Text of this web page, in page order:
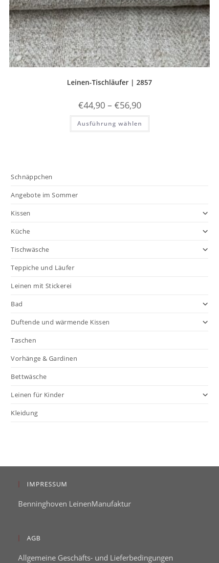
Leinen-Tischläufer | 2857
€44,90 – €56,90Preisspanne:
€44,90
bis
€56,90
Ausführung wählen
Dieses
weist
Schnäppchen
Angebote im Sommer
Kissen
Küche
Tischwäsche
Teppiche und Läufer
Leinen mit Stickerei
Bad
Duftende und wärmende Kissen
Taschen
Vorhänge & Gardinen
Bettwäsche
Leinen für Kinder
Kleidung
IMPRESSUM
Benninghoven LeinenManufaktur
AGB
Allgemeine Geschäfts- und Lieferbedingungen